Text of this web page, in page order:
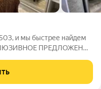
и мы быстрее найдем
ПРЕДЛОЖЕНИЕ
малогабаритная
квартире